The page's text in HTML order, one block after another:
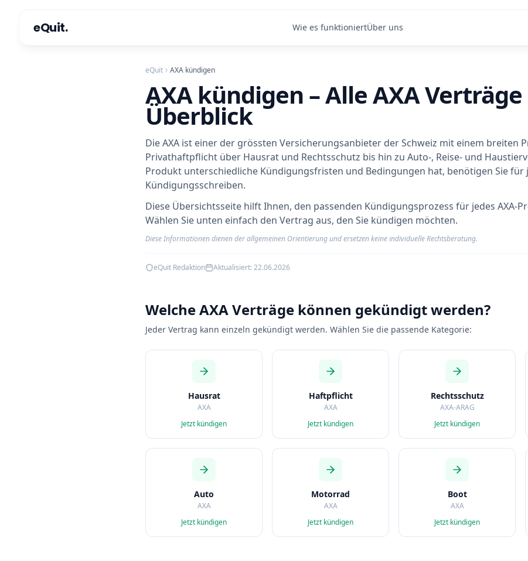
eQuit. Wie es funktioniertÜber uns
eQuit AXA kündigen
AXA kündigen – Alle AXA
Überblick
Die AXA ist einer der grössten Versicherungsanbieter der Schweiz mit einem breiten
Privathaftpflicht über Hausrat und Rechtsschutz bis hin zu Auto-, Reise- und
Produkt unterschiedliche Kündigungsfristen und Bedingungen hat, benötigen Sie für
Kündigungsschreiben.
Diese Übersichtsseite hilft Ihnen, den passenden Kündigungsprozess für jedes AXA-
Wählen Sie unten einfach den Vertrag aus, den Sie kündigen möchten.
Diese Informationen dienen der allgemeinen Orientierung und ersetzen keine individuelle Rechtsberatung.
eQuit Redaktion Aktualisiert:22.06.2026
Welche AXA Verträge können gekündigt werden?
Jeder Vertrag kann einzeln gekündigt werden. Wählen Sie die passende Kategorie:
Hausrat
AXA
Jetzt kündigen
Haftpflicht
AXA
Jetzt kündigen
Rechtsschutz
AXA-ARAG
Jetzt kündigen
Auto
AXA
Jetzt kündigen
Motorrad
AXA
Jetzt kündigen
Boot
AXA
Jetzt kündigen